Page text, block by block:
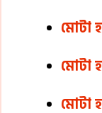
মোটা
মোটা
মোটা